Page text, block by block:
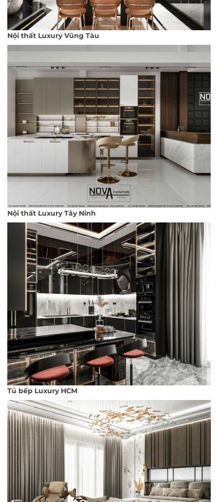
Nội thất Luxury Vũng Tàu
Nội thất Luxury Tây Ninh
Tủ bếp Luxury HCM